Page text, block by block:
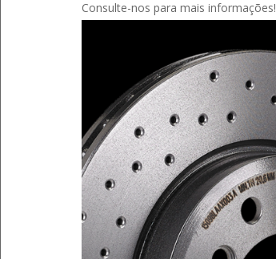
Consulte-nos para mais informações!